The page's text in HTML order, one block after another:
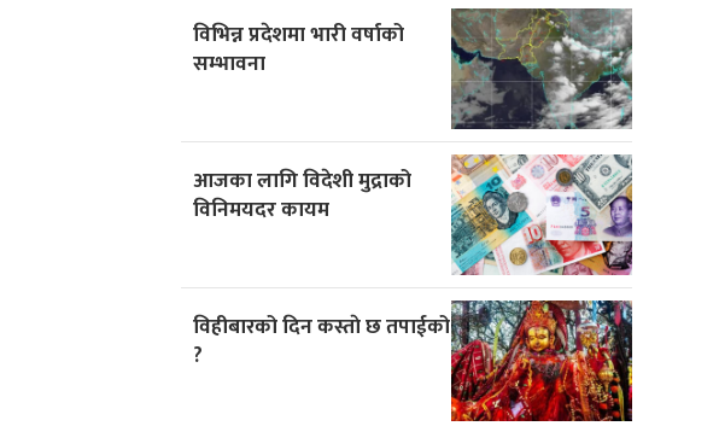
विभिन्न प्रदेशमा भारी वर्षाको
सम्भावना
आजका लागि विदेशी मुद्राको
विनिमयदर कायम
विहीबारको दिन कस्ताे छ तपाईको
?